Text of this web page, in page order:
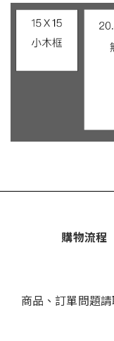
購物流程
商品、訂單問題